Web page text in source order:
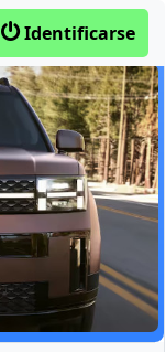
Identificarse